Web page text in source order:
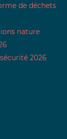
de déchets
nature
2026